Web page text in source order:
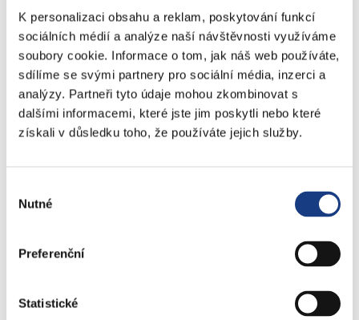
K personalizaci obsahu a reklam, poskytování funkcí
sociálních médií a analýze naší návštěvnosti využíváme
soubory cookie. Informace o tom, jak náš web používáte,
sdílíme se svými partnery pro sociální média, inzerci a
analýzy. Partneři tyto údaje mohou zkombinovat s
dalšími informacemi, které jste jim poskytli nebo které
získali v důsledku toho, že používáte jejich služby.
souhlasu
Nutné
Preferenční
Statistické
Stavební záležitosti
Školské záležitosti
Přestupky dopravní - objektivní odpovědnost
Komunální odpad
Lovecké a rybářské lístky
Doprava - zvláštní užívání komunikací
Doprava - dopravní značení
Informace
Osobní doklady